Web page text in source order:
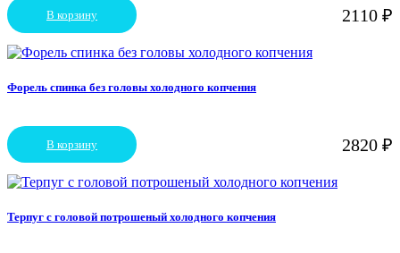
2110 ₽
В корзину
Форель спинка без головы холодного копчения
2820 ₽
В корзину
Терпуг с головой потрошеный холодного копчения